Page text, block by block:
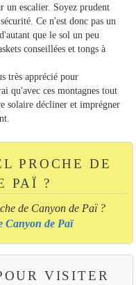
un escalier. Soyez prudent
Ce n'est donc pas un
que le sol un peu
conseillées et tongs à
très apprécié pour
qu'avec ces montagnes tout
solaire décliner et imprégner
PROCHE DE
PAÏ ?
de Canyon de Paï ?
Canyon de Paï
VISITER